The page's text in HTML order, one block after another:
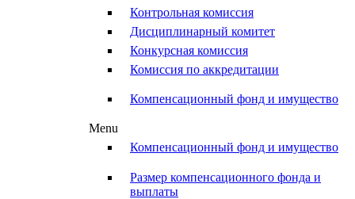
Контрольная комиссия
Дисциплинарный комитет
Конкурсная комиссия
Комиссия по аккредитации
Компенсационный фонд и имущество
Menu
Компенсационный фонд и имущество
Размер компенсационного фонда и
выплаты